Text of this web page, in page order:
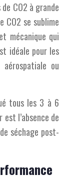
CO2 à grande
se sublime
mécanique qui
idéale pour les
ou
tous les 3 à 6
l’absence de
séchage post-